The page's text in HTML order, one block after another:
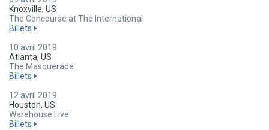
Knoxville, US
The Concourse at The International
Billets
10 avril 2019
Atlanta, US
The Masquerade
Billets
12 avril 2019
Houston, US
Warehouse Live
Billets